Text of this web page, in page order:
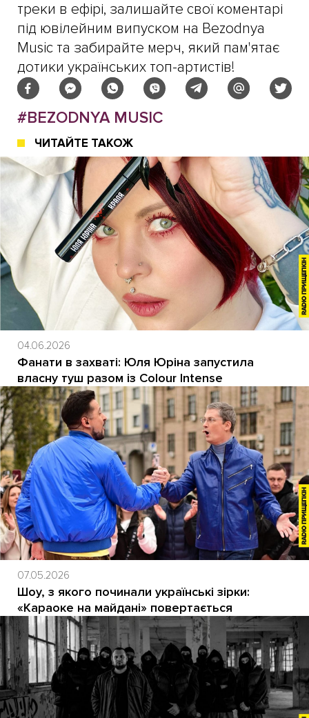
треки в ефірі, залишайте свої коментарі
під ювілейним випуском на Bezodnya
Music та забирайте мерч, який пам'ятає
дотики українських топ-артистів!
#BEZODNYA MUSIC
ЧИТАЙТЕ ТАКОЖ
04.06.2026
Фанати в захваті: Юля Юріна запустила
власну туш разом із Colour Intense
07.05.2026
Шоу, з якого починали українські зірки:
«Караоке на майдані» повертається